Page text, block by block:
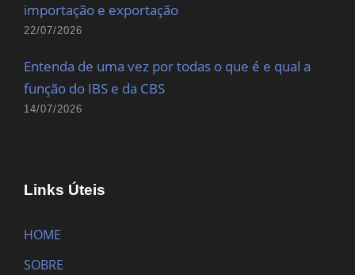
importação e exportação
22/07/2026
Entenda de uma vez por todas o que é e qual a
função do IBS e da CBS
14/07/2026
Links Úteis
HOME
SOBRE